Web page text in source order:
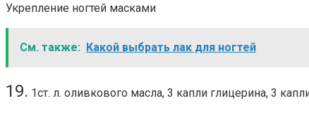
Укрепление ногтей масками
См. также: Какой выбрать лак для ногтей
19. 1ст. л. оливкового масла, 3 капли глицерина, 3